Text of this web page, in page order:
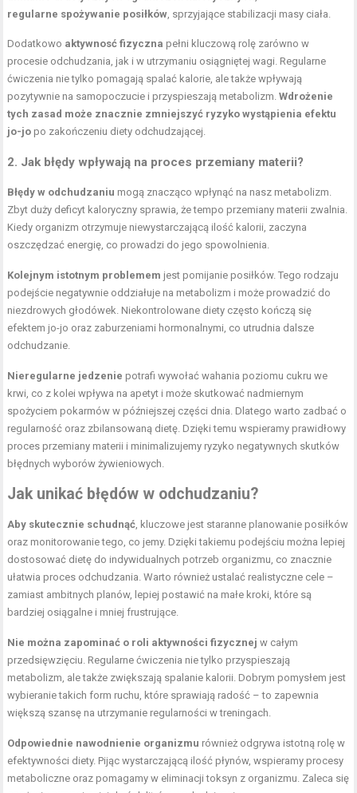
regularne spożywanie posiłków, sprzyjające stabilizacji masy ciała.
Dodatkowo aktywnosć fizyczna pełni kluczową rolę zarówno w
procesie odchudzania, jak i w utrzymaniu osiągniętej wagi. Regularne
ćwiczenia nie tylko pomagają spalać kalorie, ale także wpływają
pozytywnie na samopoczucie i przyspieszają metabolizm.Wdrożenie
tych zasad może znacznie zmniejszyć ryzyko wystąpienia efektu
jo-jo po zakończeniu diety odchudzającej.
2. Jak błędy wpływają na proces przemiany materii?
Błędy w odchudzaniu mogą znacząco wpłynąć na nasz metabolizm.
Zbyt duży deficyt kaloryczny sprawia, że tempo przemiany materii zwalnia.
Kiedy organizm otrzymuje niewystarczającą ilość kalorii, zaczyna
oszczędzać energię, co prowadzi do jego spowolnienia.
Kolejnym istotnym problemem jest pomijanie posiłków. Tego rodzaju
podejście negatywnie oddziałuje na metabolizm i może prowadzić do
niezdrowych głodówek. Niekontrolowane diety często kończą się
efektem jo-jo oraz zaburzeniami hormonalnymi, co utrudnia dalsze
odchudzanie.
Nieregularne jedzenie potrafi wywołać wahania poziomu cukru we
krwi, co z kolei wpływa na apetyt i może skutkować nadmiernym
spożyciem pokarmów w późniejszej części dnia. Dlatego warto zadbać o
regularność oraz zbilansowaną dietę. Dzięki temu wspieramy prawidłowy
proces przemiany materii i minimalizujemy ryzyko negatywnych skutków
błędnych wyborów żywieniowych.
Jak unikać błędów w odchudzaniu?
Aby skutecznie schudnąć, kluczowe jest staranne planowanie posiłków
oraz monitorowanie tego, co jemy. Dzięki takiemu podejściu można lepiej
dostosować dietę do indywidualnych potrzeb organizmu, co znacznie
ułatwia proces odchudzania. Warto również ustalać realistyczne cele –
zamiast ambitnych planów, lepiej postawić na małe kroki, które są
bardziej osiągalne i mniej frustrujące.
Nie można zapominać o roli aktywności fizycznej w całym
przedsięwzięciu. Regularne ćwiczenia nie tylko przyspieszają
metabolizm, ale także zwiększają spalanie kalorii. Dobrym pomysłem jest
wybieranie takich form ruchu, które sprawiają radość – to zapewnia
większą szansę na utrzymanie regularności w treningach.
Odpowiednie nawodnienie organizmu również odgrywa istotną rolę w
efektywności diety. Pijąc wystarczającą ilość płynów, wspieramy procesy
metaboliczne oraz pomagamy w eliminacji toksyn z organizmu. Zaleca się